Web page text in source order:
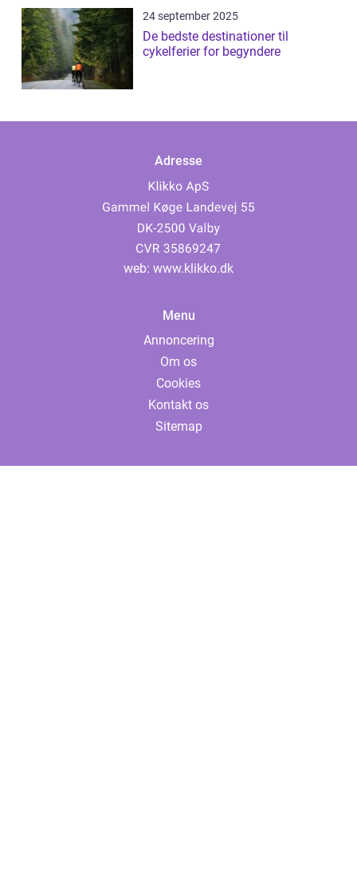
24 september 2025
De bedste destinationer til
cykelferier for begyndere
Adresse
web: www.klikko.dk
Menu
Annoncering
Om os
Cookies
Kontakt os
Sitemap